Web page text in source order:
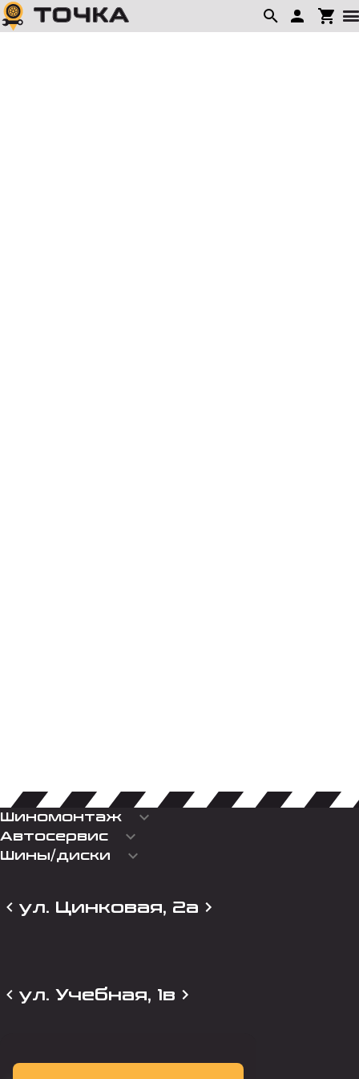
Шиномонтаж keyboard_arrow_down
Автосервис keyboard_arrow_down
Шины/диски keyboard_arrow_down
ул. Цинковая, 2а
ул. Учебная, 1в